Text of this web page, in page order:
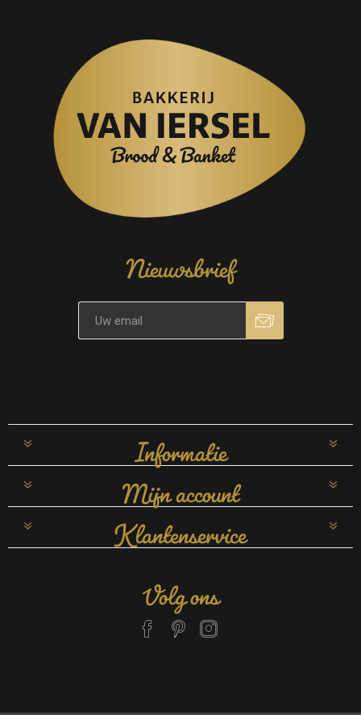
Nieuwsbrief
Informatie
Mijn account
Klantenservice
Volg ons